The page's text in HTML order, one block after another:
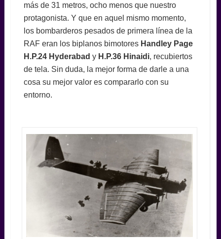
más de 31 metros, ocho menos que nuestro
protagonista. Y que en aquel mismo momento,
los bombarderos pesados de primera línea de la
RAF eran los biplanos bimotores Handley Page
H.P.24 Hyderabad y H.P.36 Hinaidi, recubiertos
de tela. Sin duda, la mejor forma de darle a una
cosa su mejor valor es compararlo con su
entorno.